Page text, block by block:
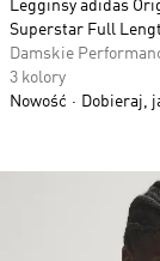
Legginsy adidas
Superstar Full
Damskie
3 kolory
Nowość
Dobieraj,